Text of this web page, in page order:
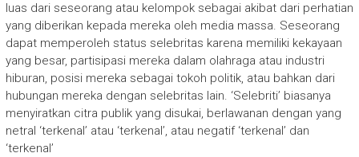
luas dari seseorang atau kelompok sebagai akibat dari perhatian
yang diberikan kepada mereka oleh media massa. Seseorang
dapat memperoleh status selebritas karena memiliki kekayaan
yang besar, partisipasi mereka dalam olahraga atau industri
hiburan, posisi mereka sebagai tokoh politik, atau bahkan dari
hubungan mereka dengan selebritas lain. ‘Selebriti’ biasanya
menyiratkan citra publik yang disukai, berlawanan dengan yang
netral ‘terkenal’ atau ‘terkenal’, atau negatif ‘terkenal’ dan
‘terkenal’